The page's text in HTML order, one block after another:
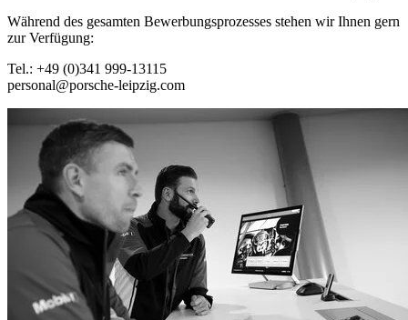
Während des gesamten Bewerbungsprozesses stehen wir Ihnen gern
zur Verfügung:
Tel.: +49 (0)341 999-13115
personal@porsche-leipzig.com